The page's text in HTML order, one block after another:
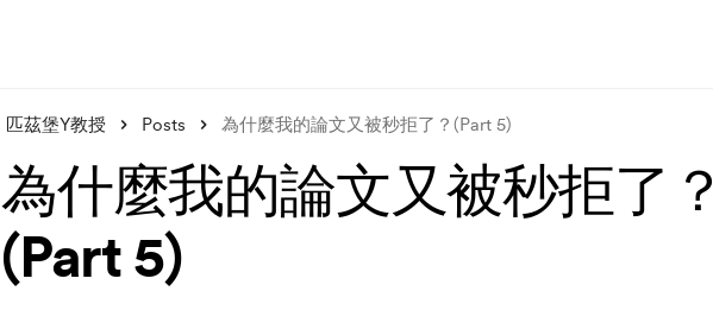
匹茲堡Y教授 Posts 為什麼我的論文又被秒拒了？(Part 5)
為什麼我的論文又被秒拒了？
(Part 5)